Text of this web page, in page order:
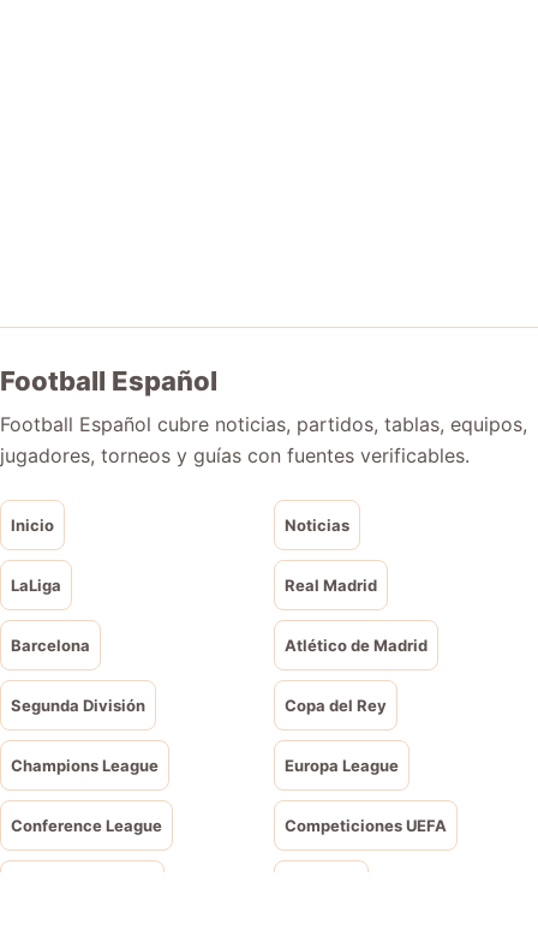
Football Español
Football Español cubre noticias, partidos, tablas, equipos,
jugadores, torneos y guías con fuentes verificables.
Inicio Noticias
LaLiga Real Madrid
Barcelona Atlético de Madrid
Segunda División Copa del Rey
Champions League Europa League
Conference League Competiciones UEFA